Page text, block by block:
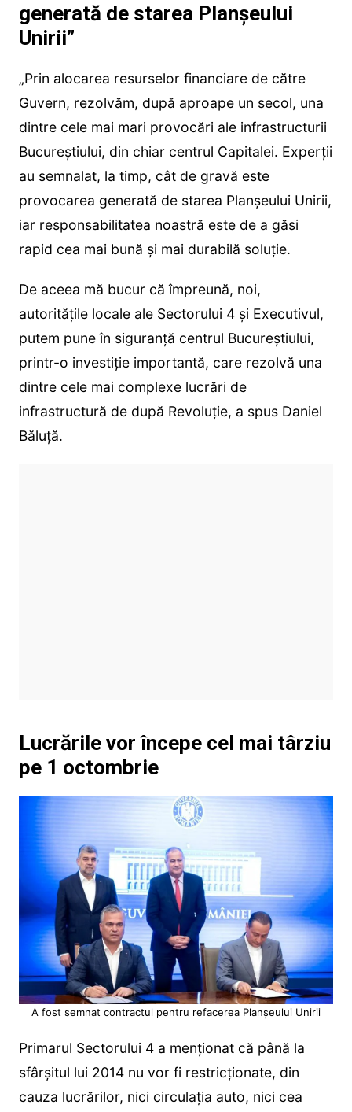
generată de starea Planșeului
Unirii”
„Prin alocarea resurselor financiare de către
Guvern, rezolvăm, după aproape un secol, una
dintre cele mai mari provocări ale infrastructurii
Bucureștiului, din chiar centrul Capitalei. Experții
au semnalat, la timp, cât de gravă este
provocarea generată de starea Planșeului Unirii,
iar responsabilitatea noastră este de a găsi
rapid cea mai bună și mai durabilă soluție.
De aceea mă bucur că împreună, noi,
autoritățile locale ale Sectorului 4 și Executivul,
putem pune în siguranță centrul Bucureștiului,
printr-o investiție importantă, care rezolvă una
dintre cele mai complexe lucrări de
infrastructură de după Revoluție, a spus Daniel
Băluță.
Lucrările vor începe cel mai târziu
pe 1 octombrie
A fost semnat contractul pentru refacerea Planșeului Unirii
Primarul Sectorului 4 a menționat că până la
sfârșitul lui 2014 nu vor fi restricționate, din
cauza lucrărilor, nici circulația auto, nici cea